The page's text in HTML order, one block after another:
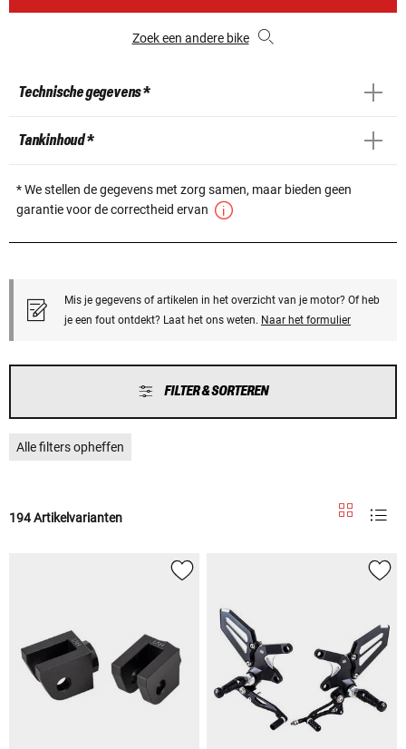
Zoek een andere bike
Technische gegevens *
Tankinhoud *
* We stellen de gegevens met zorg samen, maar bieden geen
garantie voor de correctheid ervan
Mis je gegevens of artikelen in het overzicht van je motor? Of heb
je een fout ontdekt? Laat het ons weten. Naar het formulier
FILTER & SORTEREN
Alle filters opheffen
194 Artikelvarianten